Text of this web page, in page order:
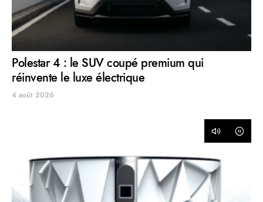
Polestar 4 : le SUV coupé premium qui
réinvente le luxe électrique
4 août 2026